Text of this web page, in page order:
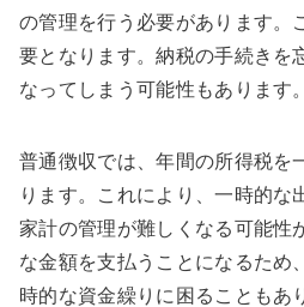
の管理を行う必要があります。
要となります。納税の手続きを
なってしまう可能性もあります。
普通徴収では、年間の所得税を
ります。これにより、一時的な
家計の管理が難しくなる可能性
な金額を支払うことになるため
時的な資金繰りに困ることもあ